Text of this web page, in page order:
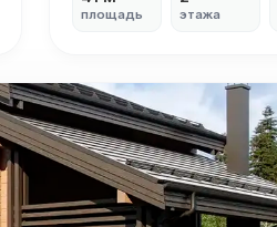
площадь этажа